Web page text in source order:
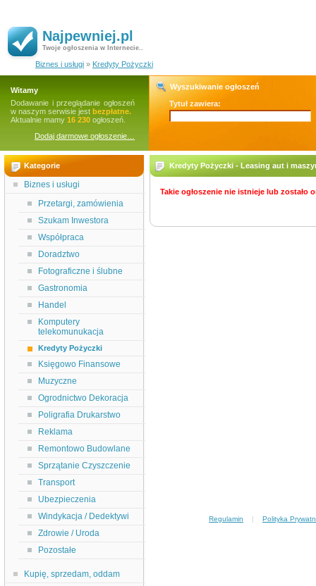
Najpewniej.pl
Twoje ogłoszenia w Internecie..
Biznes i usługi » Kredyty Pożyczki
Witamy
Dodawanie i przeglądanie ogłoszeń
w naszym serwisie jest bezpłatne.
Aktualnie mamy 16 230 ogłoszeń.
Dodaj darmowe ogłoszenie…
Wyszukiwanie ogłoszeń
Tytuł zawiera:
Kategorie
Biznes i usługi
Przetargi, zamówienia
Szukam Inwestora
Współpraca
Doradztwo
Fotograficzne i ślubne
Gastronomia
Handel
Komputery
telekomunukacja
Kredyty Pożyczki
Księgowo Finansowe
Muzyczne
Ogrodnictwo Dekoracja
Poligrafia Drukarstwo
Reklama
Remontowo Budowlane
Sprzątanie Czyszczenie
Transport
Ubezpieczenia
Windykacja / Dedektywi
Zdrowie / Uroda
Pozostałe
Kupię, sprzedam, oddam
Kredyty Pożyczki - Leasing aut i
Takie ogłoszenie nie istnieje lub zostało
Regulamin | Polityka